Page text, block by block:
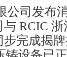
公司发布
RCIC
完成揭